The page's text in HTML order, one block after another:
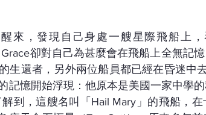
醒來，發現自己身處一艘星際飛船上
卻對自己為甚麼會在飛船上全無記
生還者，另外兩位船員都已經在昏迷中
記憶開始浮現：他原本是美國一家中學
到，這艘名叫「Hail Mary」的飛船，